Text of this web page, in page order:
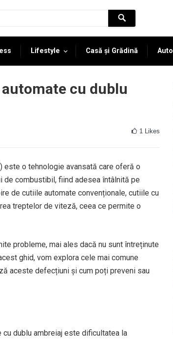
Lifestyle Casă și Grădină Auto
cu dublu
1 Likes
este o tehnologie avansată care oferă o
de combustibil, fiind adesea întâlnită pe
de cutiile automate convenționale, cutiile cu
treptelor de viteză, ceea ce permite o
probleme, mai ales dacă nu sunt întreținute
ghid, vom explora cele mai comune
aceste defecțiuni și cum poți preveni sau
dublu ambreiaj este dificultatea la